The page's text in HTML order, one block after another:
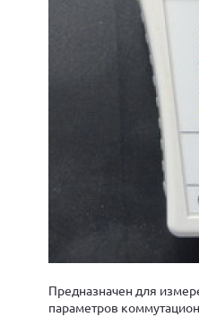
Предназначен для
параметров